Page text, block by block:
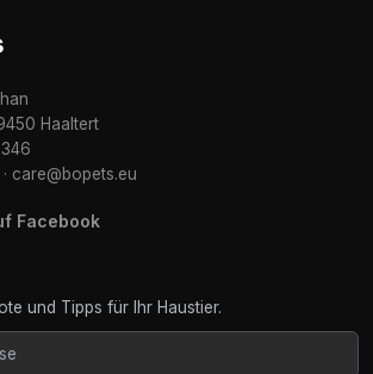
Haaltert
· care@bopets.eu
Facebook
und Tipps für Ihr Haustier.